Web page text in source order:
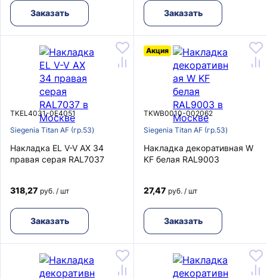
Заказать Заказать
TKEL4031-0E4051
Siegenia Titan AF (гр.53)
Накладка EL V-V AX 34
правая серая RAL7037
318,27 руб. / шт
Заказать
TKWB0010-002062
Siegenia Titan AF (гр.53)
Акция
Накладка декоративная W
KF белая RAL9003
27,47 руб. / шт
Заказать